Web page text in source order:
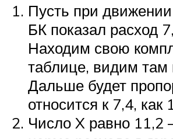
Пусть при
БК показал расход
Находим свою
таблице, видим
Дальше будет
относится к 7,4, как
Число X равно 11,2